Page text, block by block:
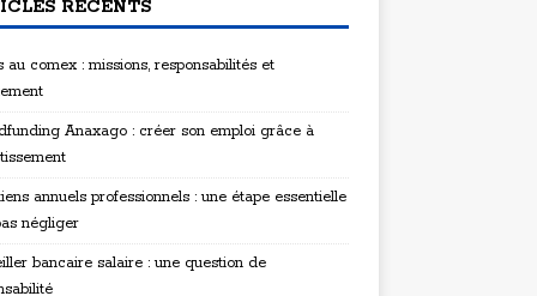
RÉCENTS
au comex : missions, responsabilités et
Anaxago : créer son emploi grâce à
annuels professionnels : une étape essentielle
négliger
bancaire salaire : une question de